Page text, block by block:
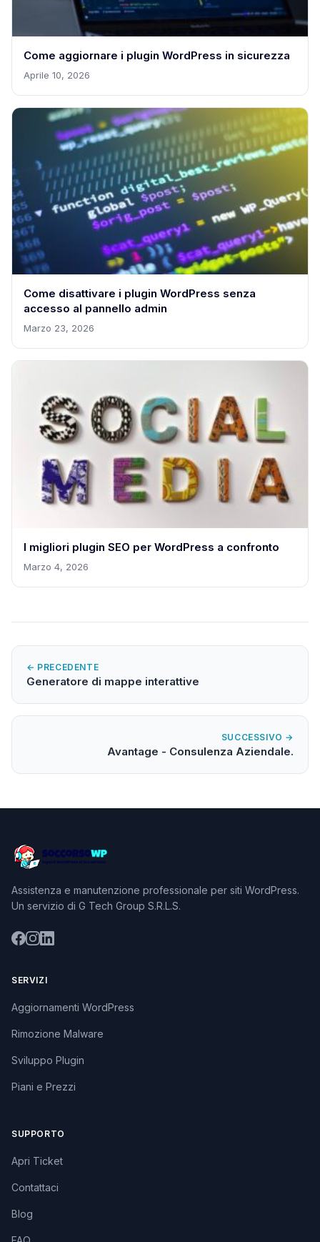
Come aggiornare i plugin WordPress in sicurezza
Aprile 10, 2026
Come disattivare i plugin WordPress senza
accesso al pannello admin
Marzo 23, 2026
I migliori plugin SEO per WordPress a confronto
Marzo 4, 2026
← PRECEDENTE
Generatore di mappe interattive
SUCCESSIVO →
Avantage - Consulenza Aziendale.
Assistenza e manutenzione professionale per siti WordPress.
Un servizio di G Tech Group S.R.L.S.
SERVIZI
Aggiornamenti WordPress
Rimozione Malware
Sviluppo Plugin
Piani e Prezzi
SUPPORTO
Apri Ticket
Contattaci
Blog